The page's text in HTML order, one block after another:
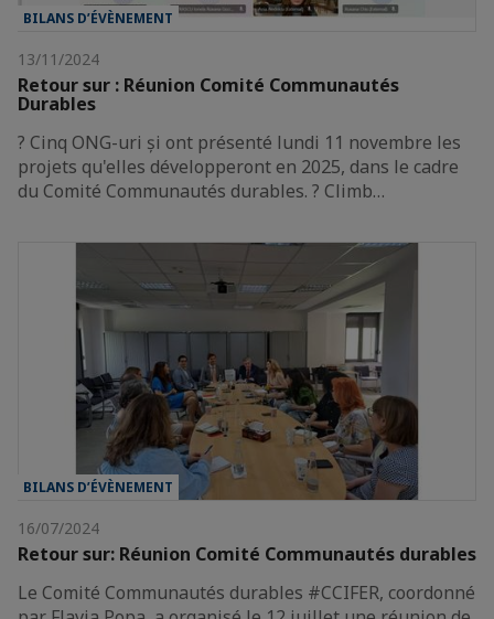
BILANS D’ÉVÈNEMENT
13/11/2024
Retour sur : Réunion Comité Communautés
Durables
? Cinq ONG-uri și ont présenté lundi 11 novembre les
projets qu'elles développeront en 2025, dans le cadre
du Comité Communautés durables. ? Climb…
BILANS D’ÉVÈNEMENT
16/07/2024
Retour sur: Réunion Comité Communautés durables
Le Comité Communautés durables #CCIFER, coordonné